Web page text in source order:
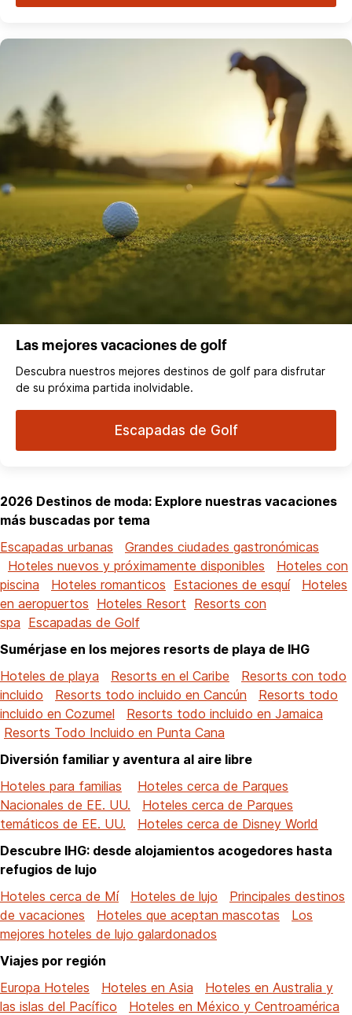
Las mejores vacaciones de golf
Descubra nuestros mejores destinos de golf para disfrutar
de su próxima partida inolvidable.
Escapadas de Golf
2026 Destinos de moda: Explore nuestras vacaciones
más buscadas por tema
Escapadas urbanas
Grandes ciudades gastronómicas
Hoteles nuevos y próximamente disponibles
Hoteles con
piscina
Hoteles romanticos Estaciones de esquí
Hoteles
en aeropuertos Hoteles Resort Resorts con
spa Escapadas de Golf
Sumérjase en los mejores resorts de playa de IHG
Hoteles de playa
Resorts en el Caribe
Resorts con todo
incluido
Resorts todo incluido en Cancún
Resorts todo
incluido en Cozumel
Resorts todo incluido en Jamaica
Resorts Todo Incluido en Punta Cana
Diversión familiar y aventura al aire libre
Hoteles para familias
Hoteles cerca de Parques
Nacionales de EE. UU.
Hoteles cerca de Parques
temáticos de EE. UU.
Hoteles cerca de Disney World
Descubre IHG: desde alojamientos acogedores hasta
refugios de lujo
Hoteles cerca de Mí
Hoteles de lujo
Principales destinos
de vacaciones
Hoteles que aceptan mascotas
Los
mejores hoteles de lujo galardonados
Viajes por región
Europa Hoteles
Hoteles en Asia
Hoteles en Australia y
las islas del Pacífico
Hoteles en México y Centroamérica